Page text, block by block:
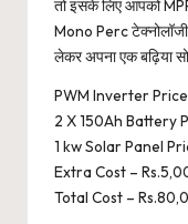
तो इसके लिए आपको
Mono Perc
लेकर अपना एक बढ़िया
PWM Inverter
2 X 150Ah Battery
1 kw Solar Panel
Extra Cost –
Total Cost –